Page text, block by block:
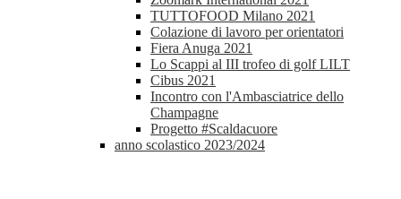
TUTTOFOOD Milano 2021
Colazione di lavoro per orientatori
Fiera Anuga 2021
Lo Scappi al III trofeo di golf LILT
Cibus 2021
Incontro con l'Ambasciatrice dello
Champagne
Progetto #Scaldacuore
anno scolastico 2023/2024